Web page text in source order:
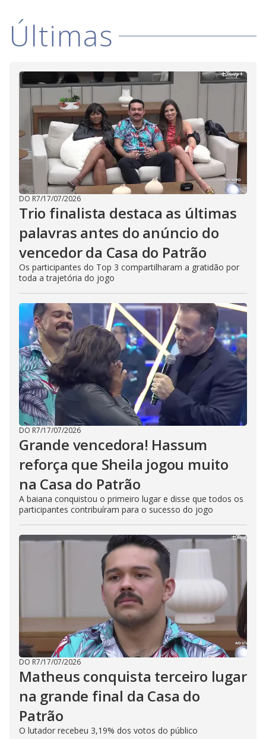
Últimas
DO R7/17/07/2026
Trio finalista destaca as últimas
palavras antes do anúncio do
vencedor da Casa do Patrão
Os participantes do Top 3 compartilharam a gratidão por
toda a trajetória do jogo
DO R7/17/07/2026
Grande vencedora! Hassum
reforça que Sheila jogou muito
na Casa do Patrão
A baiana conquistou o primeiro lugar e disse que todos os
participantes contribuíram para o sucesso do jogo
DO R7/17/07/2026
Matheus conquista terceiro lugar
na grande final da Casa do
Patrão
O lutador recebeu 3,19% dos votos do público